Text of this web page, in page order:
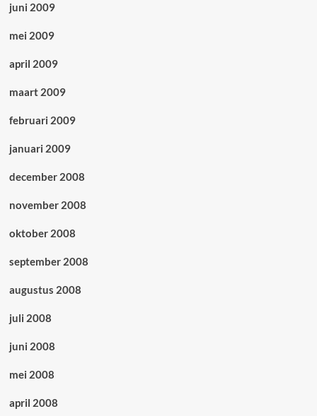
juni 2009
mei 2009
april 2009
maart 2009
februari 2009
januari 2009
december 2008
november 2008
oktober 2008
september 2008
augustus 2008
juli 2008
juni 2008
mei 2008
april 2008